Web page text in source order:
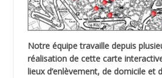
Notre équipe travaille depuis
réalisation de cette carte
lieux d’enlèvement, de domicile et